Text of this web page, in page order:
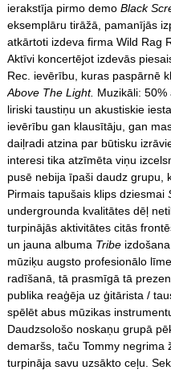
ierakstīja pirmo demo Black
eksemplāru tirāžā, pamanījās
atkārtoti izdeva firma Wild Rag
Aktīvi koncertējot izdevās
Rec. ievērību, kuras paspārnē
Above The Light. Muzikāli: 50%
liriski taustiņu un akustiskie
ievērību gan klausītāju, gan
daiļradi atzina par būtisku
interesi tika atzīmēta viņu
pusē nebija īpaši daudz grupu,
Pirmais tapušais klips dziesmai
undergrounda kvalitātes dēļ
turpinājās aktivitātes citās
un jauna albuma Tribe
mūziķu augsto profesionālo
radīšanā, tā prasmīgā tā
publika reaģēja uz ģitārista /
spēlēt abus mūzikas
Daudzsološo noskaņu grupā
demaršs, taču Tommy negrima
turpināja savu uzsākto ceļu.